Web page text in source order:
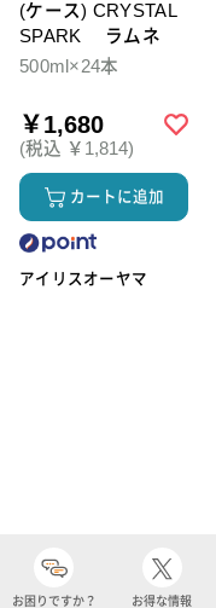
(ケース) CRYSTAL
SPARK ラムネ
500ml×24本
￥1,680
(税込 ￥1,814)
カートに追加
アイリスオーヤマ
お困りですか？ お得な情報